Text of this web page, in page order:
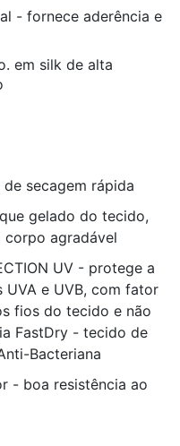
- fornece aderência e
em silk de alta
secagem rápida
gelado do tecido,
corpo agradável
UV - protege a
e UVB, com fator
fios do tecido e não
FastDry - tecido de
Bacteriana
- boa resistência ao